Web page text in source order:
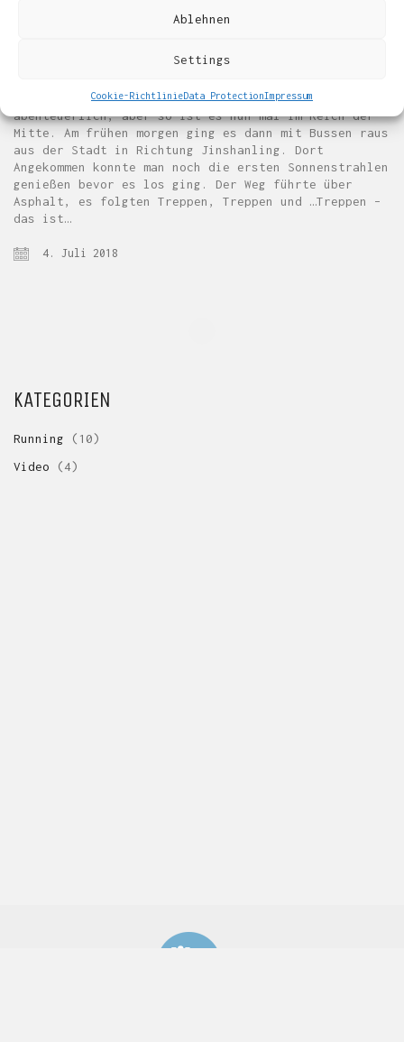
Ablehnen
Settings
Cookie-RichtlinieData ProtectionImpressum
Die Chinesische Mauer ist beeindruckend, auf
überwältigend – darauf zu laufen noch viel mehr. Die
die Startnummern Ausgabe in Beijing eher
abenteuerlich, aber so ist es nun mal im Reich der
Mitte. Am frühen morgen ging es dann mit Bussen raus
aus der Stadt in Richtung Jinshanling. Dort
Angekommen konnte man noch die ersten Sonnenstrahlen
genießen bevor es los ging. Der Weg führte über
Asphalt, es folgten Treppen, Treppen und …Treppen –
das ist…
4. Juli 2018
KATEGORIEN
Running (10)
Video (4)